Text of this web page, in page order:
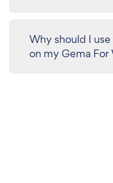
Why should I
on my Gema For